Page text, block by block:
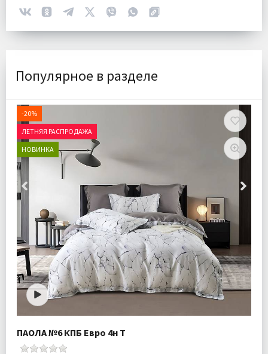
Популярное в разделе
-20%
ЛЕТНЯЯ РАСПРОДАЖА
НОВИНКА
ПАОЛА №6 КПБ Евро 4н Т